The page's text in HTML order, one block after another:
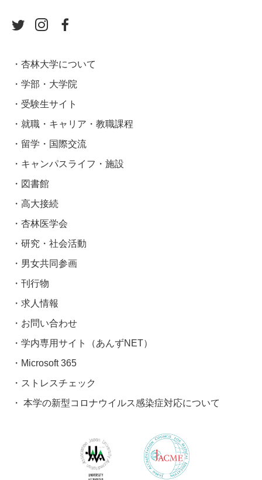
杏林大学について
学部・大学院
受験生サイト
就職・キャリア・教職課程
留学・国際交流
キャンパスライフ・施設
図書館
高大接続
杏林医学会
研究・社会活動
男女共同参画
刊行物
求人情報
お問い合わせ
学内専用サイト（あんずNET）
Microsoft 365
ストレスチェック
本学の新型コロナウイルス感染症対応について